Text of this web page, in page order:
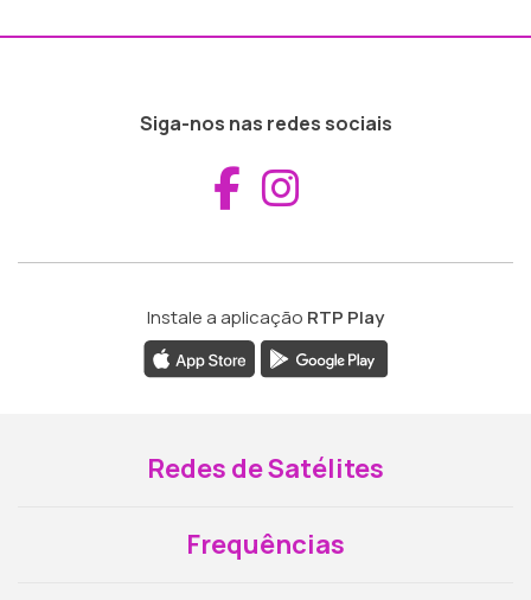
Siga-nos nas redes sociais
Aceder ao
Instale a aplicação RTP Play
Redes de Satélites
Frequências